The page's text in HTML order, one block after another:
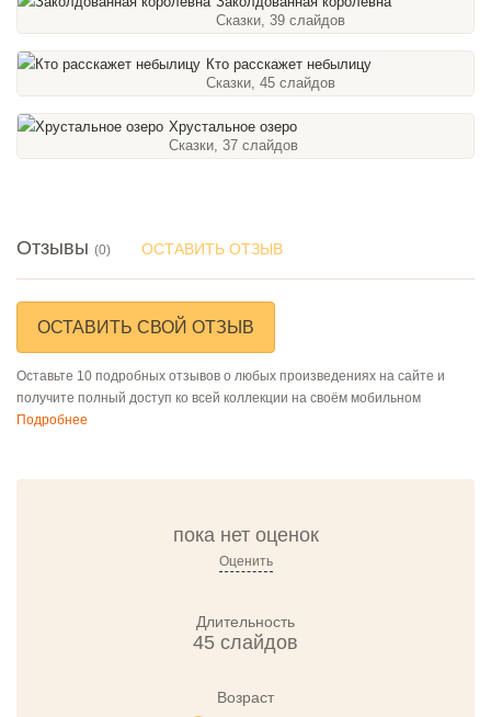
Сказки, 39 слайдов
Кто расскажет небылицу
Сказки, 45 слайдов
Хрустальное озеро
Сказки, 37 слайдов
Отзывы (0) ОСТАВИТЬ ОТЗЫВ
ОСТАВИТЬ СВОЙ ОТЗЫВ
Оставьте 10 подробных отзывов о любых произведениях на сайте и
получите полный доступ ко всей коллекции на своём мобильном
Подробнее
пока нет оценок
Оценить
Длительность
45 слайдов
Возраст